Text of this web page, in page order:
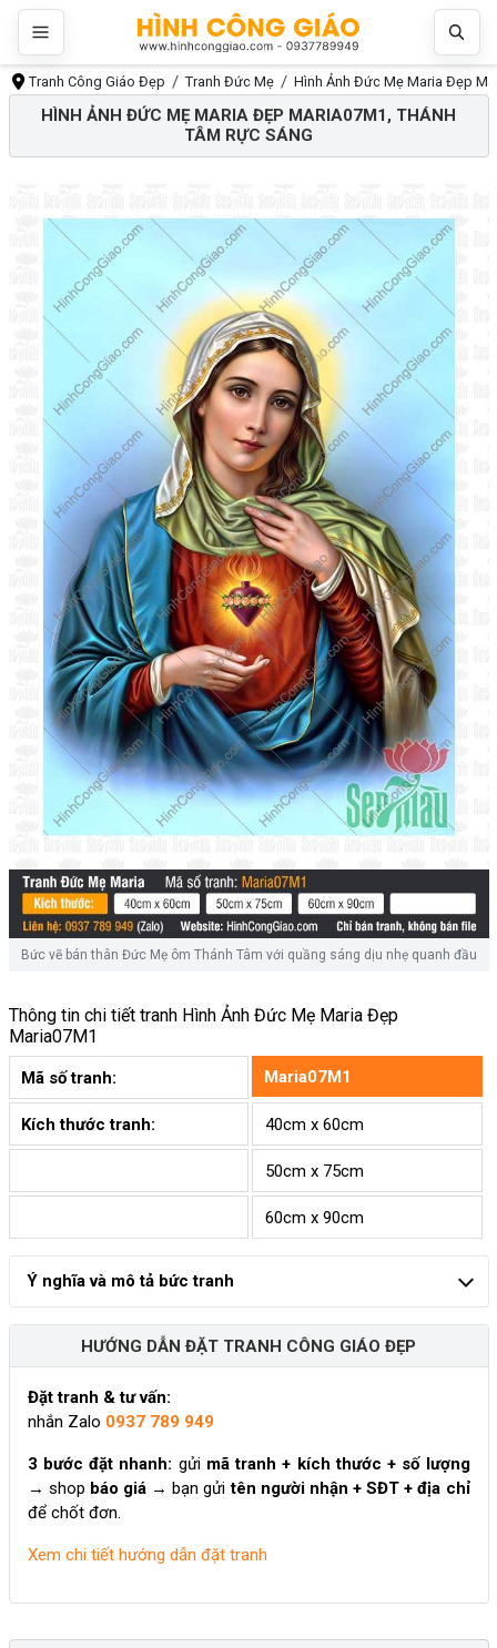
Tranh Công Giáo Đẹp Tranh Đức Mẹ Hình Ảnh Đức Mẹ Maria Đẹp
HÌNH ẢNH ĐỨC MẸ MARIA ĐẸP MARIA07M1, THÁNH
TÂM RỰC SÁNG
Bức vẽ bán thân Đức Mẹ ôm Thánh Tâm với quầng sáng dịu nhẹ quanh đầu
Thông tin chi tiết tranh Hình Ảnh Đức Mẹ Maria Đẹp
Maria07M1
Mã số tranh: Maria07M1
Kích thước tranh: 40cm x 60cm
50cm x 75cm
60cm x 90cm
Ý nghĩa và mô tả bức tranh
HƯỚNG DẪN ĐẶT TRANH CÔNG GIÁO ĐẸP
Đặt tranh & tư vấn:
nhắn Zalo 0937 789 949
3 bước đặt nhanh: gửi mã tranh + kích thước + số lượng
→ shop báo giá→ bạn gửitên người nhận + SĐT + địa chỉ
để chốt đơn.
Xem chi tiết hướng dẫn đặt tranh